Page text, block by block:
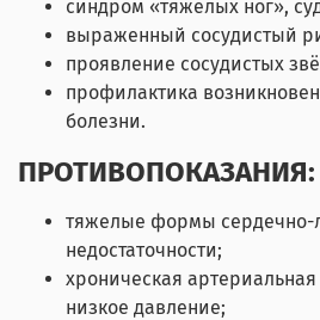
синдром «тяжелых ног»,
выраженный сосудистый
проявление сосудистых
профилактика
болезни.
ПРОТИВОПОКАЗАНИЯ:
тяжелые формы сердечно-
недостаточности;
хроническая артериальная
низкое давление;